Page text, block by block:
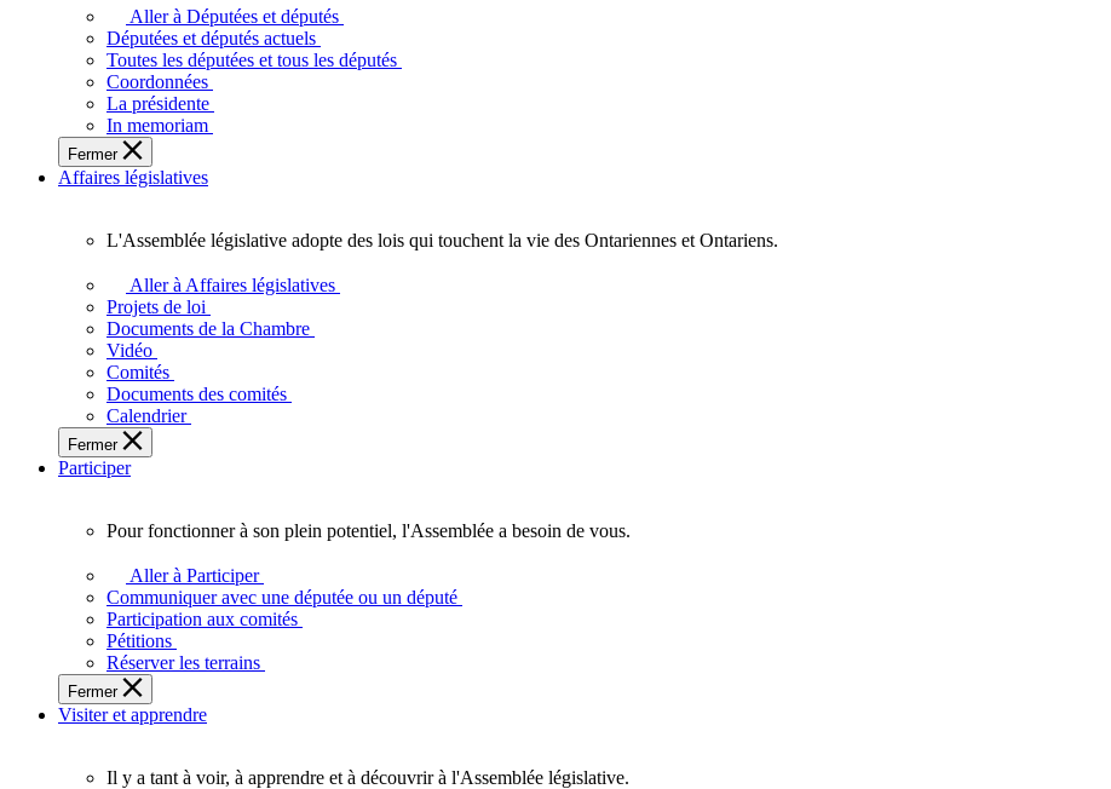
députées
députés
vous
représentent
sein
de
l'Assemblée
l'Ontario.
Aller à Députées et députés
Députées et députés actuels
Toutes les députées et tous les députés
Coordonnées
La présidente
In memoriam
Fermer
Affaires législatives
législative
adopte
touchent
vie
des
Ontariennes
Ontariens.
L'Assemblée législative adopte des lois qui touchent la vie des Ontariennes et Ontariens.
Aller à Affaires législatives
Projets de loi
Documents de la Chambre
Vidéo
Comités
Documents des comités
Calendrier
Fermer
Participer
fonctionner
plein
potentiel,
l'Assemblée
a
besoin
Pour fonctionner à son plein potentiel, l'Assemblée a besoin de vous.
Aller à Participer
Communiquer avec une députée ou un député
Participation aux comités
Pétitions
Réserver les terrains
Fermer
Visiter et apprendre
Il y a tant à voir, à apprendre et à découvrir à l'Assemblée législative.